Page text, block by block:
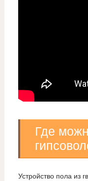
Где
Устройство пола из